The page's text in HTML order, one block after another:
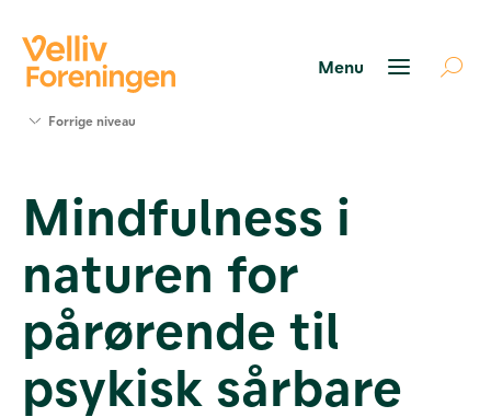
Værktøjer
og viden
Om Velliv
Foreningen
Kontakt
os
Forrige niveau
Mindfulness i
naturen for
pårørende til
psykisk sårbare